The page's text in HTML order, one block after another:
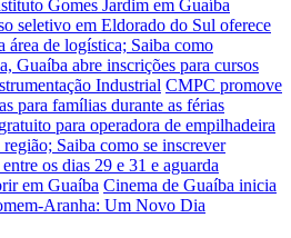
Gomes Jardim em Guaíba
seletivo em Eldorado do Sul oferece
área de logística; Saiba como
Guaíba abre inscrições para cursos
Industrial CMPC promove
para famílias durante as férias
para operadora de empilhadeira
Saiba como se inscrever
os dias 29 e 31 e aguarda
em Guaíba Cinema de Guaíba inicia
Aranha: Um Novo Dia